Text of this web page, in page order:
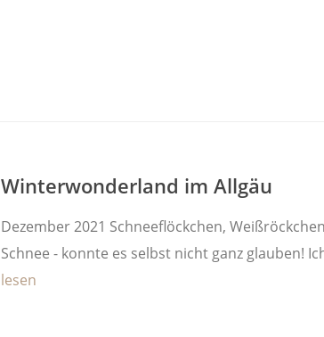
Winterwonderland im Allgäu
Dezember 2021 Schneeflöckchen,
Schnee - konnte es selbst nicht ganz glauben!